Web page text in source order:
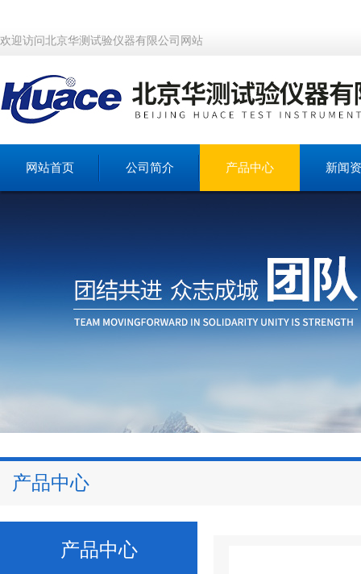
欢迎访问北京华测试验仪器有限公司网站
网站首页 公司简介 产品中心 新闻
产品中心
产品中心